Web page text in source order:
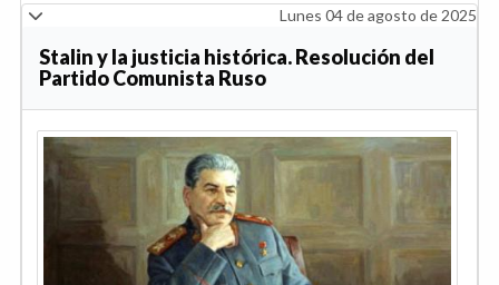
Lunes 04 de agosto de 2025
Stalin y la justicia histórica. Resolución del
Partido Comunista Ruso